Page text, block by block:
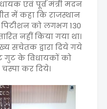
एवं पूर्व मंत्री मदन
में कहा कि राजस्थान
पिटीशन को लगभग 130
नहीं किया गया था।
सचेतक द्वारा दिये गये
गुट के विधायकों को
कर दिये।